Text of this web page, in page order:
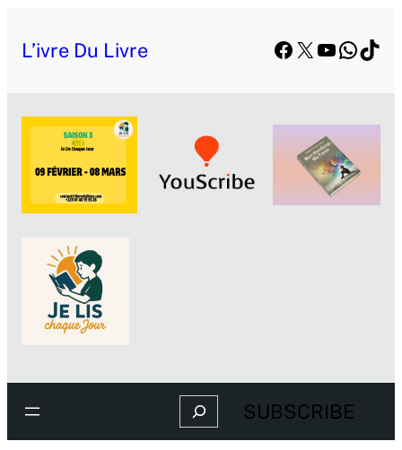
L’ivre Du Livre Facebook
X YouTube
Search SUBSCRIBE